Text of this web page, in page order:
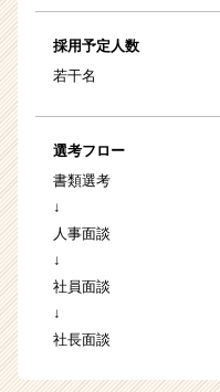
採用予定人数
若干名
選考フロー
書類選考
↓
人事面談
↓
社員面談
↓
社長面談